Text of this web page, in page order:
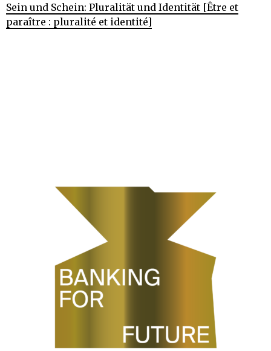
Sein und Schein: Pluralität und Identität [Être et
paraître : pluralité et identité]